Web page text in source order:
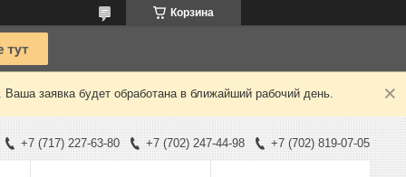
Корзина
заявка будет обработана в ближайший рабочий день.
+7 (717) 227-63-80 +7 (702) 247-44-98 +7 (702) 819-07-05